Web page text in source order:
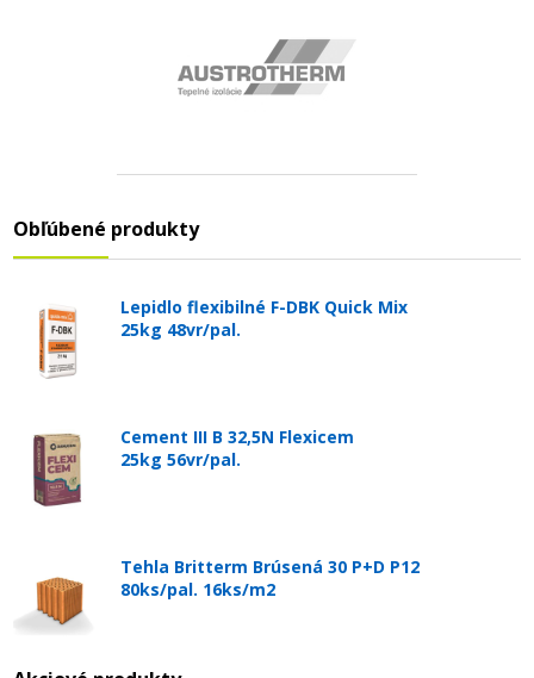
Obľúbené produkty
Lepidlo flexibilné F-DBK Quick Mix
25kg 48vr/pal.
Cement III B 32,5N Flexicem
25kg 56vr/pal.
Tehla Britterm Brúsená 30 P+D P12
80ks/pal. 16ks/m2